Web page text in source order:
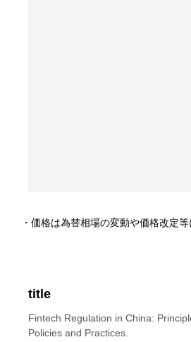
title
Fintech Regulation in China:
Policies and Practices.
・価格は為替相場の変動や価格改定